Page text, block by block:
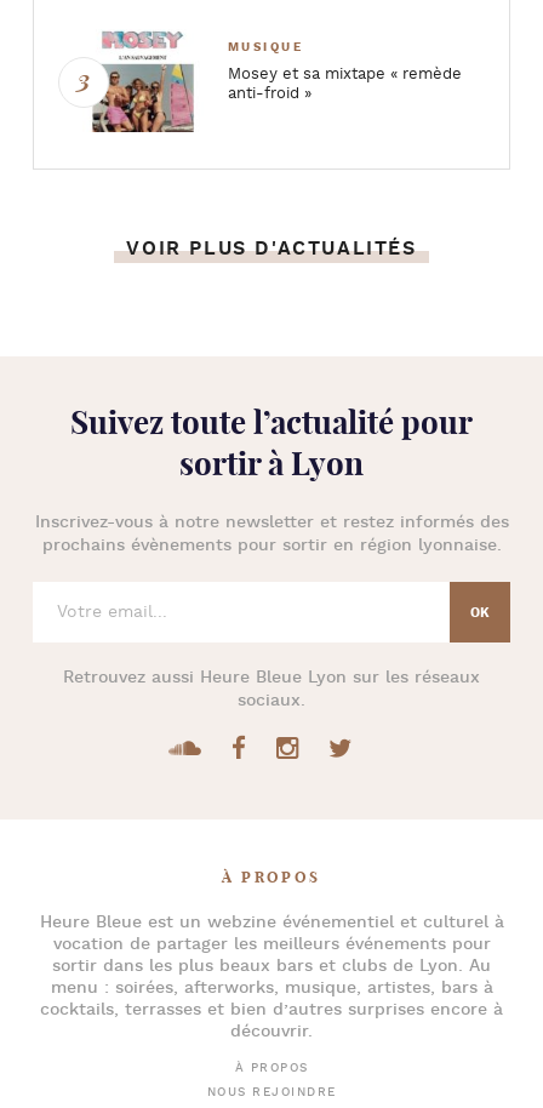
MUSIQUE
Mosey et sa mixtape « remède
anti-froid »
VOIR PLUS D'ACTUALITÉS
Suivez toute l’actualité pour
sortir à Lyon
Inscrivez-vous à notre newsletter et restez informés des
prochains évènements pour sortir en région lyonnaise.
Retrouvez aussi Heure Bleue Lyon sur les réseaux
sociaux.
À PROPOS
Heure Bleueest un webzine événementiel et culturel à
vocation de partager les meilleurs événements pour
sortir dans les plus beaux bars et clubs de Lyon. Au
menu : soirées, afterworks, musique, artistes, bars à
cocktails, terrasses et bien d’autres surprises encore à
découvrir.
À PROPOS
NOUS REJOINDRE